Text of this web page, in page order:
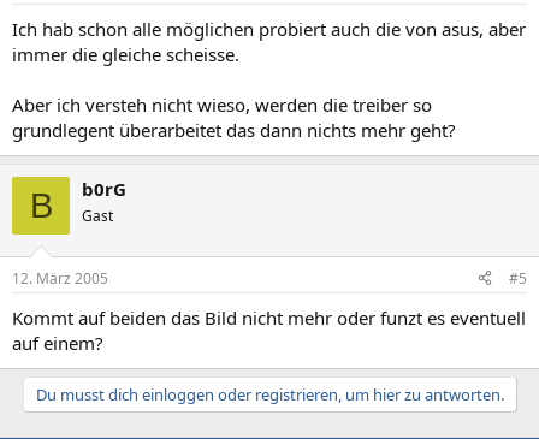
Ich hab schon alle möglichen probiert auch die von asus, aber
immer die gleiche scheisse.
Aber ich versteh nicht wieso, werden die treiber so
grundlegent überarbeitet das dann nichts mehr geht?
B b0rG
Gast
12. März 2005 #5
Kommt auf beiden das Bild nicht mehr oder funzt es eventuell
auf einem?
Du musst dich einloggen oder registrieren, um hier zu antworten.